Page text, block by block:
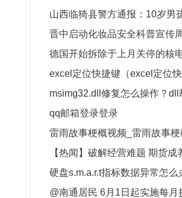
外国人献殷勤 世界快播
山西临猗县警方通报：10岁男
亡 2名犯罪嫌疑人被抓
晋中启动化妆品安全科普宣传
德国开始拆除于上月关停的核
观察
excel定位快捷键（excel定位
空值怎么恢复）-每日热文
msimg32.dll修复怎么操作？dll
内存崩溃怎么办？
qq邮箱登录登录
13736741388@qq.com_qq邮
雷雨故事梗概视频_雷雨故事
播【热闻】破解经营难题 期货成
避险利器
硬盘s.m.a.r.t指标数据异常怎么
05警告数据值多少正常？
@南通居民 6月1日起实施每月